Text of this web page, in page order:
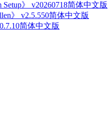
Setup》 v20260718简体中文版
》 v2.5.550简体中文版
简体中文版